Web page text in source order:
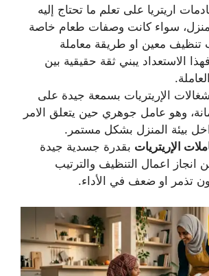
اريتريا على تعلم ما تحتاج إليه
سواء كانت وصفات طعام خاصة
تنظيف معين او طريقة معاملة
الاستعداد يبني ثقة حقيقية بين
الإريتريات بسمعة جيدة على
وهو عامل جوهري حين يتعلق الامر
بيئة المنزل بشكل مستمر.
الإريتريات بقدرة جسدية جيدة
انجاز اعمال التنظيف والترتيب
تذمر او ضعف في الأداء.